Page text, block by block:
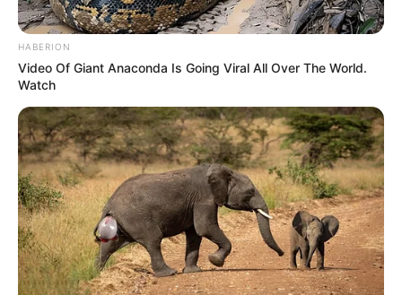
HABERION
Video Of Giant Anaconda Is Going Viral All Over The World.
Watch